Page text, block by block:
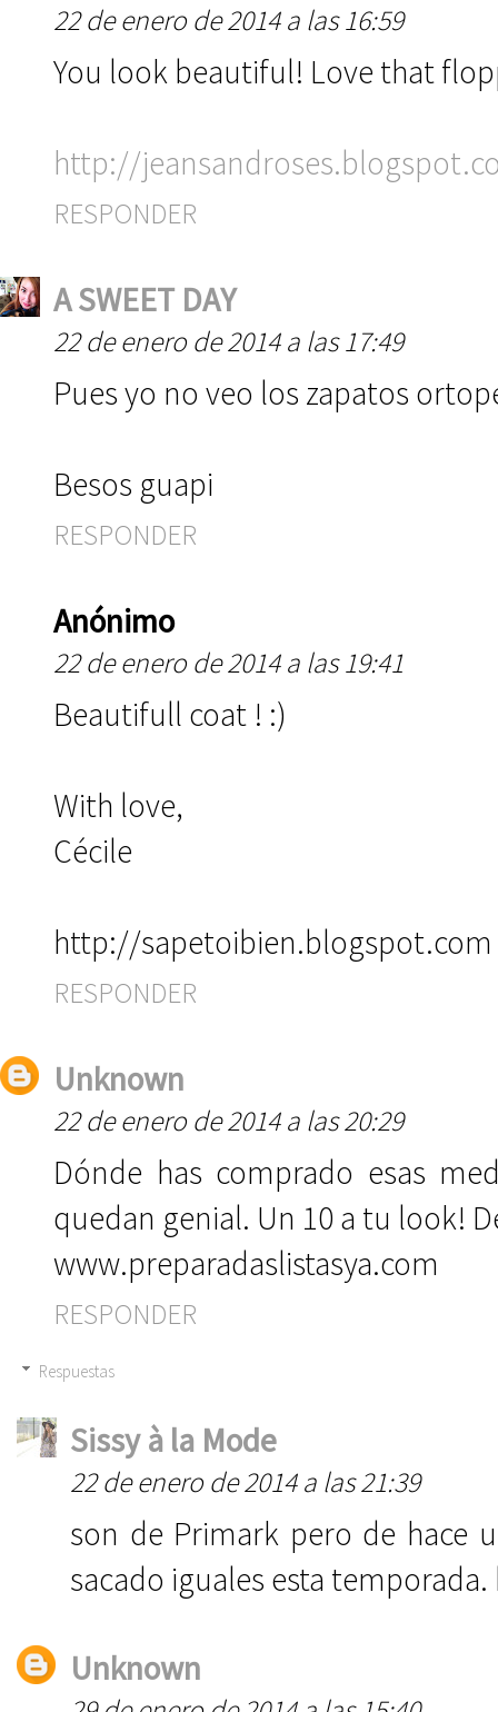
22 de enero de 2014 a las 16:59
You look beautiful! Love that
http://
RESPONDER
A SWEET DAY
22 de enero de 2014 a las 17:49
Pues yo no veo los zapatos
Besos guapi
RESPONDER
Anónimo
22 de enero de 2014 a las 19:41
Beautifull coat ! :)
With love,
Cécile
http://sapetoibien.blogspot.com
RESPONDER
Unknown
22 de enero de 2014 a las 20:29
Dónde has comprado esas
quedan genial. Un 10 a tu look!
www.preparadaslistasya.com
RESPONDER
Respuestas
Sissy à la Mode
22 de enero de 2014 a las 21:39
son de Primark pero de hace
sacado iguales esta temporada.
Unknown